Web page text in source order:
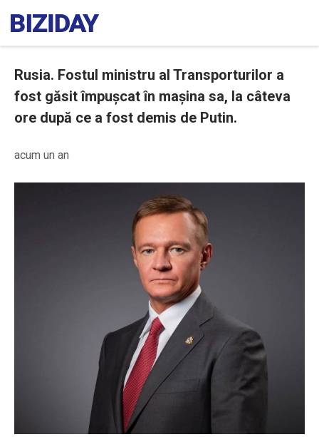
Rusia. Fostul ministru al Transporturilor a
fost găsit împușcat în mașina sa, la câteva
ore după ce a fost demis de Putin.
acum un an